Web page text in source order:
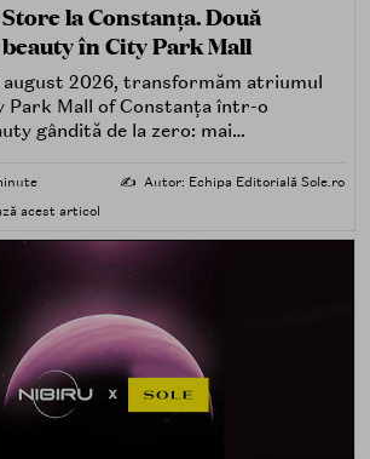
la Constanța. Două
în City Park Mall
2026, transformăm atriumul
Park Mall of Constanța într-o
gândită de la zero: mai
fapt, să descoperi produse — testând,
întrebând.
✍️ Autor: Echipa Editorială Sole.ro
acest articol